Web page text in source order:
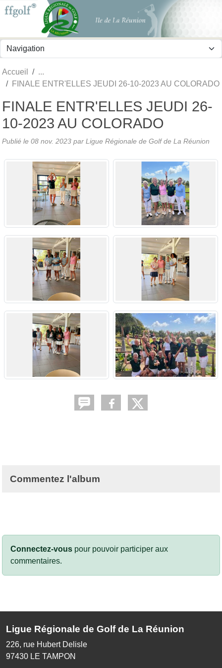
Accueil
FINALE ENTR'ELLES JEUDI 26-10-2023 AU COLORADO
FINALE ENTR'ELLES JEUDI 26-
10-2023 AU COLORADO
Publié le 08 nov. 2023 par Ligue Régionale de Golf de La Réunion
Commentez l'album
Connectez-vous pour pouvoir participer aux
commentaires.
Ligue Régionale de Golf de La Réunion
226, rue Hubert Delisle
97430 LE TAMPON
Panneau de gestion des cookies